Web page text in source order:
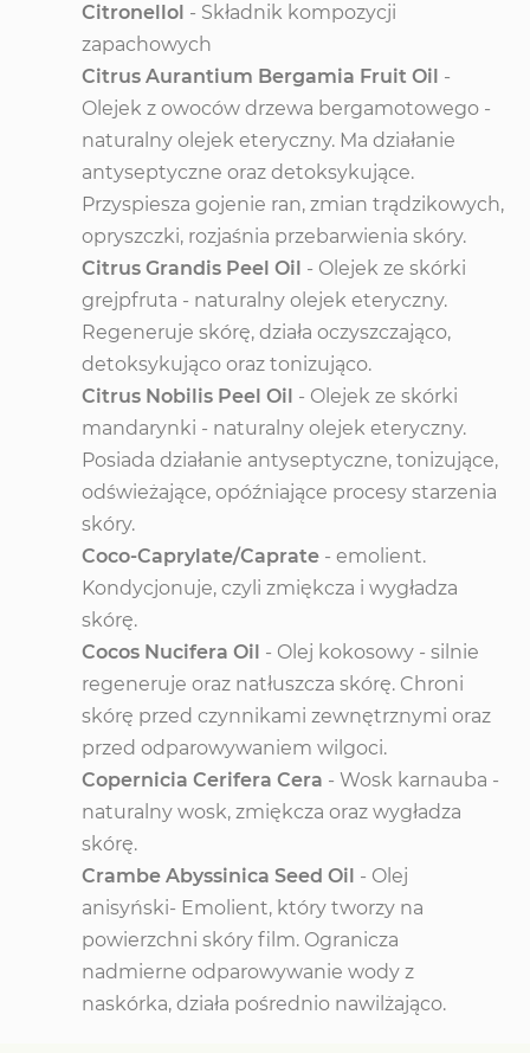
Citronellol - Składnik kompozycji
zapachowych
Citrus Aurantium Bergamia Fruit Oil -
Olejek z owoców drzewa bergamotowego -
naturalny olejek eteryczny. Ma działanie
antyseptyczne oraz detoksykujące.
Przyspiesza gojenie ran, zmian trądzikowych,
opryszczki, rozjaśnia przebarwienia skóry.
Citrus Grandis Peel Oil - Olejek ze skórki
grejpfruta - naturalny olejek eteryczny.
Regeneruje skórę, działa oczyszczająco,
detoksykująco oraz tonizująco.
Citrus Nobilis Peel Oil - Olejek ze skórki
mandarynki - naturalny olejek eteryczny.
Posiada działanie antyseptyczne, tonizujące,
odświeżające, opóźniające procesy starzenia
skóry.
Coco-Caprylate/Caprate - emolient.
Kondycjonuje, czyli zmiękcza i wygładza
skórę.
Cocos Nucifera Oil - Olej kokosowy - silnie
regeneruje oraz natłuszcza skórę. Chroni
skórę przed czynnikami zewnętrznymi oraz
przed odparowywaniem wilgoci.
Copernicia Cerifera Cera - Wosk karnauba -
naturalny wosk, zmiękcza oraz wygładza
skórę.
Crambe Abyssinica Seed Oil - Olej
anisyński- Emolient, który tworzy na
powierzchni skóry film. Ogranicza
nadmierne odparowywanie wody z
naskórka, działa pośrednio nawilżająco.